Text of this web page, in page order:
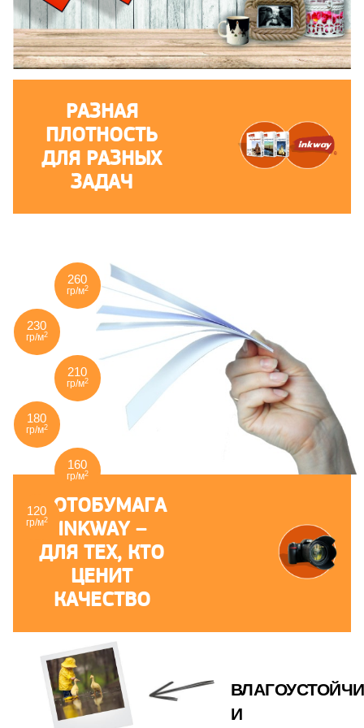
РАЗНАЯ
ПЛОТНОСТЬ
ДЛЯ РАЗНЫХ
ЗАДАЧ
260
гр/м2
230
гр/м2
210
гр/м2
180
гр/м2
160
гр/м2
120
гр/м2
ФОТОБУМАГА
INKWAY –
ДЛЯ ТЕХ, КТО
ЦЕНИТ
КАЧЕСТВО
И